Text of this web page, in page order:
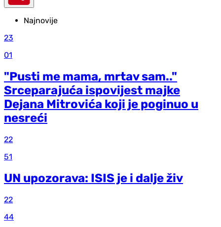
Najnovije
23
01
"Pusti me mama, mrtav sam.."
Srceparajuća ispovijest majke
Dejana Mitrovića koji je poginuo u
nesreći
22
51
UN upozorava: ISIS je i dalje živ
22
44